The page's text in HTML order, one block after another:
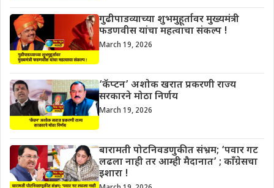
गुढीपाडव्याच्या शुभमुहूर्तावर मुख्यमंत्री
फडणवीस यांचा महत्वाचा संकल्प !
March 19, 2026
‘कॅप्टन’ अशोक खरात प्रकरणी राज्य
सरकारने मोठा निर्णय
March 19, 2026
बारामती पोटनिवडणुकीत संभ्रम; ‘पवार गट
लढला नाही तर आम्ही मैदानात’ ; काँग्रेसचा
इशारा !